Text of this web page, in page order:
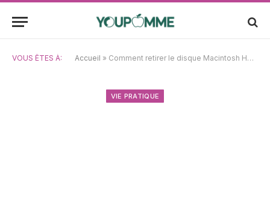
VOUS ÊTES À: Accueil » Comment retirer le disque Macintosh HD de votre bureau ?
VIE PRATIQUE